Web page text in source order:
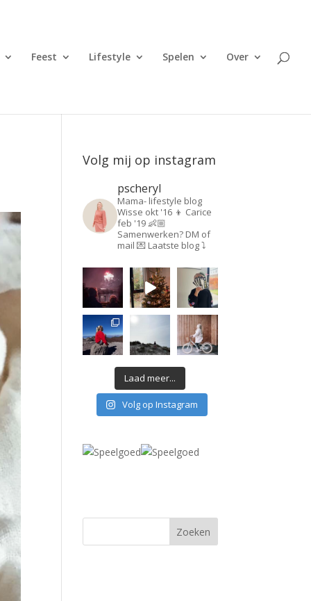
Feest Lifestyle Spelen Over
Volg mij op instagram
pscheryl
Mama- lifestyle blog
Wisse okt '16 👦 Carice
feb '19 👶🏼
Samenwerken? DM of
mail 💌 Laatste blog ⤵️
Laad meer...
Volg op Instagram